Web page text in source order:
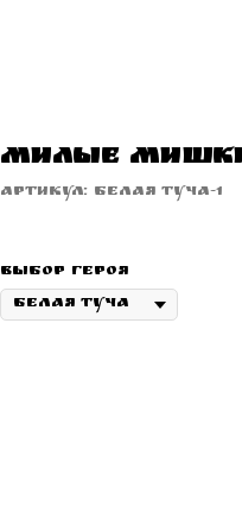
Милые
Артикул: Белая Туча-1
Выбор героя